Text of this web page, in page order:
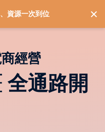
資源一次到位
經營
全通路開